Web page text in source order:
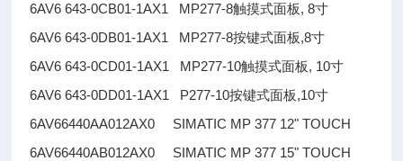
6AV6 643-0CB01-1AX1 MP277-8触摸式面板, 8寸
6AV6 643-0DB01-1AX1 MP277-8按键式面板,8寸
6AV6 643-0CD01-1AX1 MP277-10触摸式面板, 10寸
6AV6 643-0DD01-1AX1 P277-10按键式面板,10寸
6AV66440AA012AX0 SIMATIC MP 377 12" TOUCH
6AV66440AB012AX0 SIMATIC MP 377 15" TOUCH